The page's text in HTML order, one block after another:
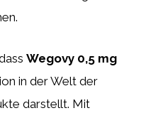
Wegovy 0,5 mg
in der Welt der
darstellt. Mit